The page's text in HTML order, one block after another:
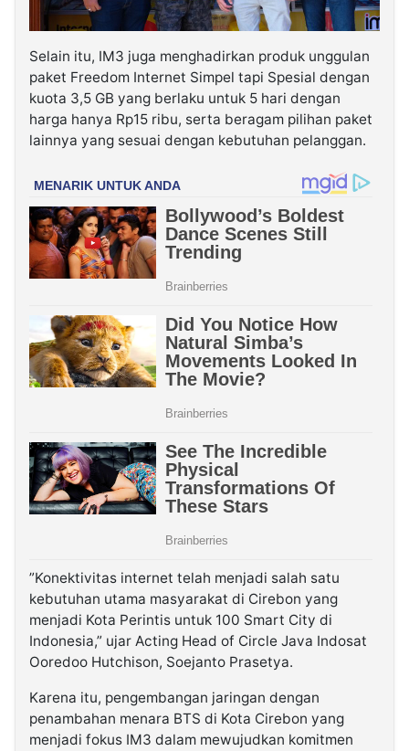
Selain itu, IM3 juga menghadirkan produk unggulan
paket Freedom Internet Simpel tapi Spesial dengan
kuota 3,5 GB yang berlaku untuk 5 hari dengan
harga hanya Rp15 ribu, serta beragam pilihan paket
lainnya yang sesuai dengan kebutuhan pelanggan.
”Konektivitas internet telah menjadi salah satu
kebutuhan utama masyarakat di Cirebon yang
menjadi Kota Perintis untuk 100 Smart City di
Indonesia,” ujar Acting Head of Circle Java Indosat
Ooredoo Hutchison, Soejanto Prasetya.
Karena itu, pengembangan jaringan dengan
penambahan menara BTS di Kota Cirebon yang
menjadi fokus IM3 dalam mewujudkan komitmen